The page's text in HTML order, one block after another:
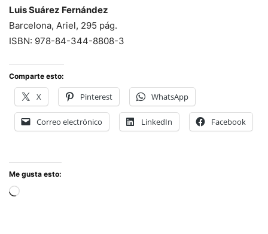
Luis Suárez Fernández
Barcelona, Ariel, 295 pág.
ISBN: 978-84-344-8808-3
Comparte esto:
X Pinterest WhatsApp
Correo electrónico LinkedIn Facebook
Me gusta esto:
Cargando...